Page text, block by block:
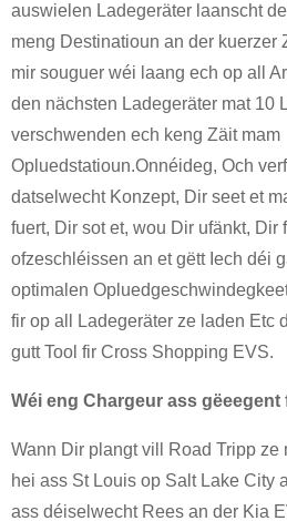
auswielen Ladegeräter laanscht
meng Destinatioun an der kuerzer
mir souguer wéi laang ech op all
den nächsten Ladegeräter mat 10
verschwenden ech keng Zäit mam
Opluedstatioun.Onnéideg, Och
datselwecht Konzept, Dir seet et
fuert, Dir sot et, wou Dir ufänkt, Dir
ofzeschléissen an et gëtt Iech déi
optimalen
fir op all Ladegeräter ze laden Etc
gutt Tool fir Cross Shopping EVS.
Wéi eng Chargeur ass gëeegent
Wann Dir plangt vill Road Tripp ze
hei ass St Louis op Salt Lake City
ass déiselwecht Rees an der Kia